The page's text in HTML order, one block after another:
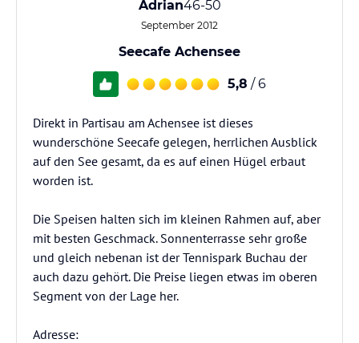
Adrian46-50
September 2012
Seecafe Achensee
5,8 / 6
Direkt in Partisau am Achensee ist dieses
wunderschöne Seecafe gelegen, herrlichen Ausblick
auf den See gesamt, da es auf einen Hügel erbaut
worden ist.
Die Speisen halten sich im kleinen Rahmen auf, aber
mit besten Geschmack. Sonnenterrasse sehr große
und gleich nebenan ist der Tennispark Buchau der
auch dazu gehört. Die Preise liegen etwas im oberen
Segment von der Lage her.
Adresse: